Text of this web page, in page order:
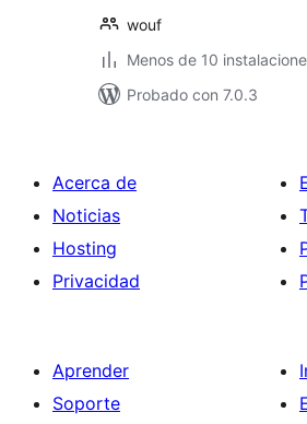
wouf
Menos de 10
Probado con 7.0.3
Acerca de
Noticias
Hosting
Privacidad
Aprender
Soporte